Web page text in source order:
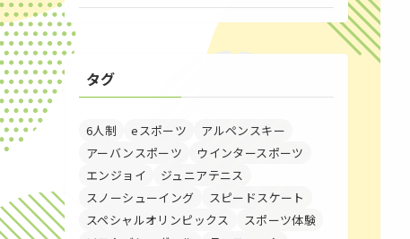
タグ
6人制 eスポーツ
アルペンスキー
アーバンスポーツ
ウインタースポーツ
エンジョイ
ジュニアテニス
スノーシューイング
スピードスケート
スペシャルオリンピックス
スポーツ体験